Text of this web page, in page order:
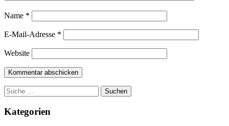
Name *
E-Mail-Adresse *
Website
Suchen
Kategorien